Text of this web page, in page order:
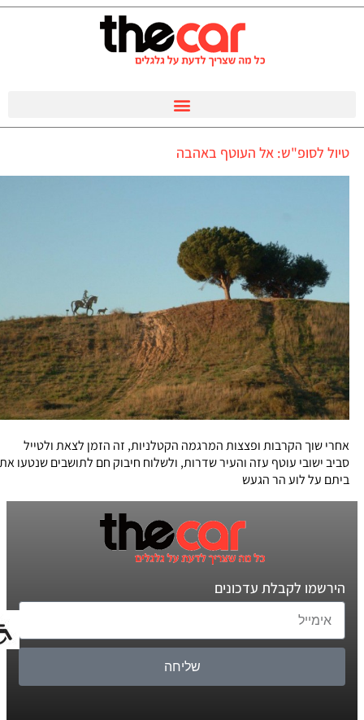
טיול לסופ"ש: אל העוטף באהבה
אחרי שוך הקרבות ופצצות המרגמה הקטלניות, זה הזמן לצאת ולטייל
סביב ישובי עוטף עזה והעיר שדרות, ולשלוח חיבוק חם לתושבים שנטעו את
ביתם על לוע הר הגעש
הירשמו לקבלת עדכונים
שליחה